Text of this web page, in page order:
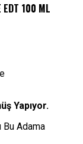
EDT 100 ML
Yapıyor.
Bu Adama